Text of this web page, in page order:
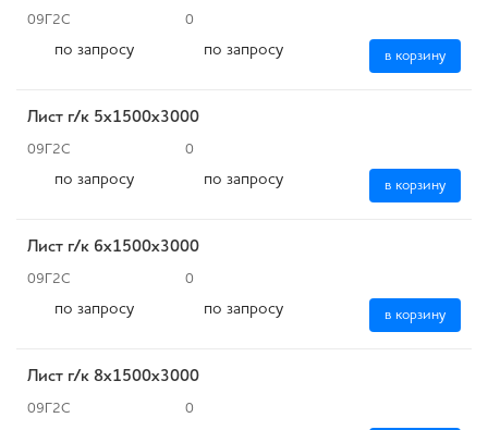
09Г2С 0
по запросу по запросу в корзину
Лист г/к 5x1500х3000
09Г2С 0
по запросу по запросу в корзину
Лист г/к 6x1500х3000
09Г2С 0
по запросу по запросу в корзину
Лист г/к 8x1500х3000
09Г2С 0